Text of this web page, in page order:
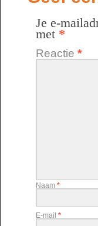
Je e-
met *
Reactie *
Naam *
E-mail *